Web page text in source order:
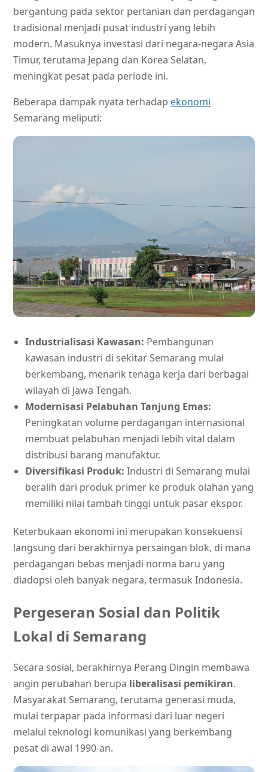
bergantung pada sektor pertanian dan perdagangan
tradisional menjadi pusat industri yang lebih
modern. Masuknya investasi dari negara-negara Asia
Timur, terutama Jepang dan Korea Selatan,
meningkat pesat pada periode ini.
Beberapa dampak nyata terhadap ekonomi
Semarang meliputi:
Industrialisasi Kawasan: Pembangunan
kawasan industri di sekitar Semarang mulai
berkembang, menarik tenaga kerja dari berbagai
wilayah di Jawa Tengah.
Modernisasi Pelabuhan Tanjung Emas:
Peningkatan volume perdagangan internasional
membuat pelabuhan menjadi lebih vital dalam
distribusi barang manufaktur.
Diversifikasi Produk: Industri di Semarang mulai
beralih dari produk primer ke produk olahan yang
memiliki nilai tambah tinggi untuk pasar ekspor.
Keterbukaan ekonomi ini merupakan konsekuensi
langsung dari berakhirnya persaingan blok, di mana
perdagangan bebas menjadi norma baru yang
diadopsi oleh banyak negara, termasuk Indonesia.
Pergeseran Sosial dan Politik
Lokal di Semarang
Secara sosial, berakhirnya Perang Dingin membawa
angin perubahan berupa liberalisasi pemikiran.
Masyarakat Semarang, terutama generasi muda,
mulai terpapar pada informasi dari luar negeri
melalui teknologi komunikasi yang berkembang
pesat di awal 1990-an.